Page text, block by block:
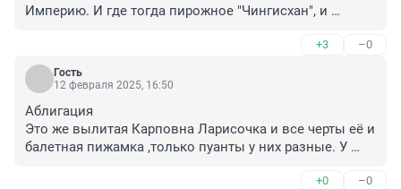
Империю. И где тогда пирожное "Чингисхан", и
+3 –0
Гость
12 февраля 2025, 16:50
Аблигация
Это же вылитая Карповна Ларисочка и все черты её и
балетная пижамка ,только пуанты у них разные. У
+0 –0